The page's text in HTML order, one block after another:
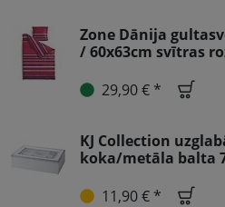
Zone Dānija
/ 60x63cm svītras
29,90 € *
KJ Collection
koka/metāla balta
11,90 € *